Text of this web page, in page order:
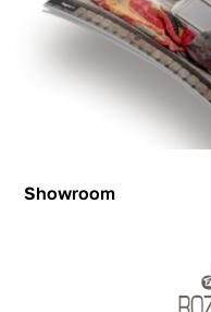
Showroom